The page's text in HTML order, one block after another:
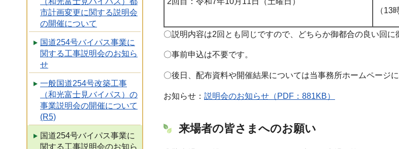
市計画変更に関する説明会
の開催について
国道254号バイパス事業に
関する工事説明会のお知ら
せ
一般国道254号改築工事
（和光富士見バイパス）の
事業説明会の開催について
(R5)
国道254号バイパス事業に
関する工事説明会のお知ら
（13
〇説明内容は2回とも同じですので、どちらか御都合の良い回に
〇事前申込は不要です。
〇後日、配布資料や開催結果については当事務所ホームページに
お知らせ： 説明会のお知らせ（PDF：881KB）
来場者の皆さまへのお願い